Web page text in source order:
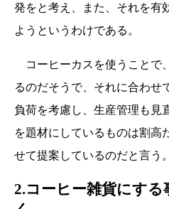
発をと考え、また、それを有
ようというわけである。
コーヒーカスを使うことで
るのだそうで、それに合わせ
負荷を考慮し、生産管理も見
を題材にしているものは割高
せて提案しているのだと言う。
2.コーヒー雑貨にす